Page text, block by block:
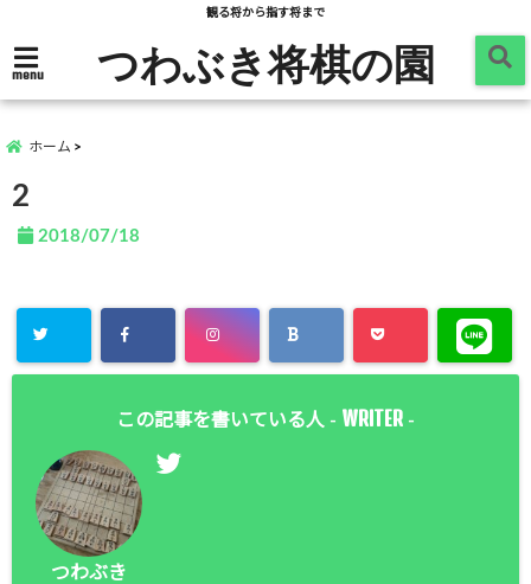
観る将から指す将まで
menu つわぶき将棋の園
ホーム
2
2018/07/18
この記事を書いている人 - WRITER -
つわぶき